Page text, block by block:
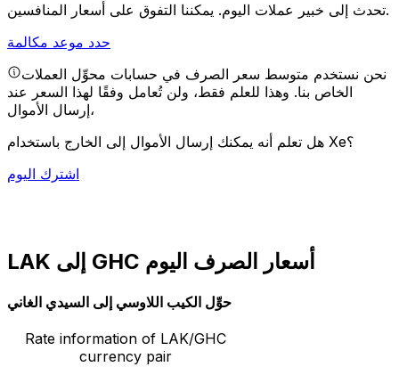
تحدث إلى خبير عملات اليوم.يمكننا التفوق على أسعار المنافسين.
حدد موعد مكالمة
نحن نستخدم متوسط سعر الصرف في حسابات محوِّل العملات
الخاص بنا. وهذا للعلم فقط، ولن تُعامل وفقًا لهذا السعر عند
إرسال الأموال،
هل تعلم أنه يمكنك إرسال الأموال إلى الخارج باستخدام Xe؟
اشترك اليوم
LAK إلى GHC أسعار الصرف اليوم
حوِّل الكيب اللاوسي إلى السيدي الغاني
Rate information of LAK/GHC
currency pair